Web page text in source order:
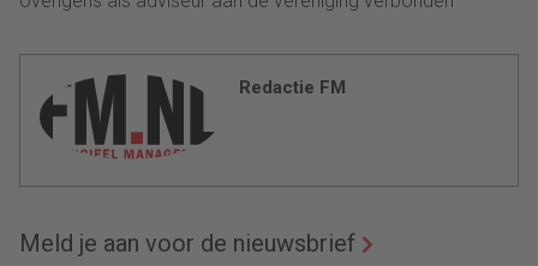
Redactie FM
Meld je aan voor de nieuwsbrief